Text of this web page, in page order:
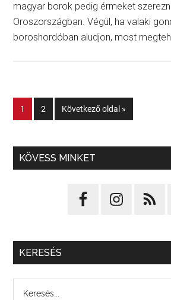
magyar borok pedig érmeket
Oroszországban. Végül, ha valaki
boroshordóban aludjon, most
1 2 Következő oldal »
KÖVESS MINKET
KERESÉS